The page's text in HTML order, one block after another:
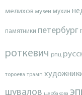
мелихов музеи мухин
памятники петербург
роткевич рпц
тороева трамп
шувалов